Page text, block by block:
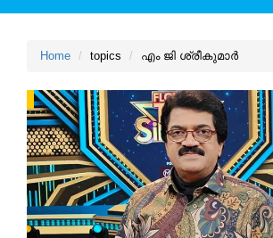
Home topics എം ജി ശ്രീകുമാര്‍